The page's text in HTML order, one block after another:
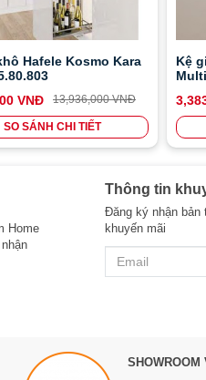
Hafele Kosmo Kara
VNĐ
13,936,000 VNĐ
SO SÁNH CHI TIẾT
Kệ
Home
Thông tin
Đăng ký nhận bản
khuyến mãi
SHOWROOM